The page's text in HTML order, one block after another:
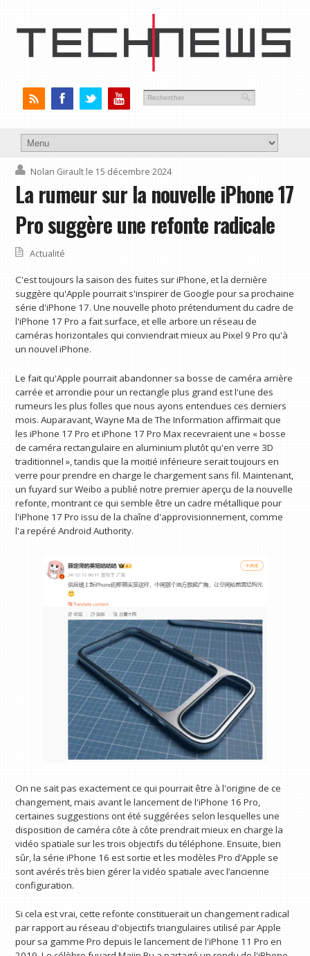
Nolan Girault le 15 décembre 2024
La rumeur sur la nouvelle iPhone 17
Pro suggère une refonte radicale
Actualité
C'est toujours la saison des fuites sur iPhone, et la dernière
suggère qu'Apple pourrait s'inspirer de Google pour sa prochaine
série d'iPhone 17. Une nouvelle photo prétendument du cadre de
l'iPhone 17 Pro a fait surface, et elle arbore un réseau de
caméras horizontales qui conviendrait mieux au Pixel 9 Pro qu'à
un nouvel iPhone.
Le fait qu'Apple pourrait abandonner sa bosse de caméra arrière
carrée et arrondie pour un rectangle plus grand est l'une des
rumeurs les plus folles que nous ayons entendues ces derniers
mois. Auparavant, Wayne Ma de The Information affirmait que
les ‌iPhone 17‌ Pro et ‌iPhone 17‌ Pro Max recevraient une « bosse
de caméra rectangulaire en aluminium plutôt qu'en verre 3D
traditionnel », tandis que la moitié inférieure serait toujours en
verre pour prendre en charge le chargement sans fil. Maintenant,
un fuyard sur Weibo a publié notre premier aperçu de la nouvelle
refonte, montrant ce qui semble être un cadre métallique pour
l'iPhone 17 Pro issu de la chaîne d'approvisionnement, comme
l'a repéré Android Authority.
On ne sait pas exactement ce qui pourrait être à l'origine de ce
changement, mais avant le lancement de l'iPhone 16 Pro,
certaines suggestions ont été suggérées selon lesquelles une
disposition de caméra côte à côte prendrait mieux en charge la
vidéo spatiale sur les trois objectifs du téléphone. Ensuite, bien
sûr, la série iPhone 16 est sortie et les modèles Pro d’Apple se
sont avérés très bien gérer la vidéo spatiale avec l’ancienne
configuration.
Si cela est vrai, cette refonte constituerait un changement radical
par rapport au réseau d'objectifs triangulaires utilisé par Apple
pour sa gamme Pro depuis le lancement de l'iPhone 11 Pro en